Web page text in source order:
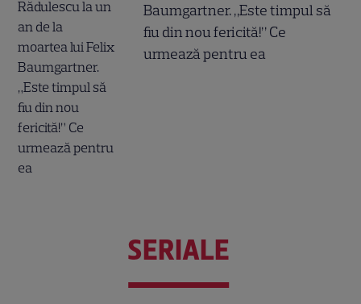
Baumgartner. „Este timpul să
fiu din nou fericită!” Ce
urmează pentru ea
SERIALE